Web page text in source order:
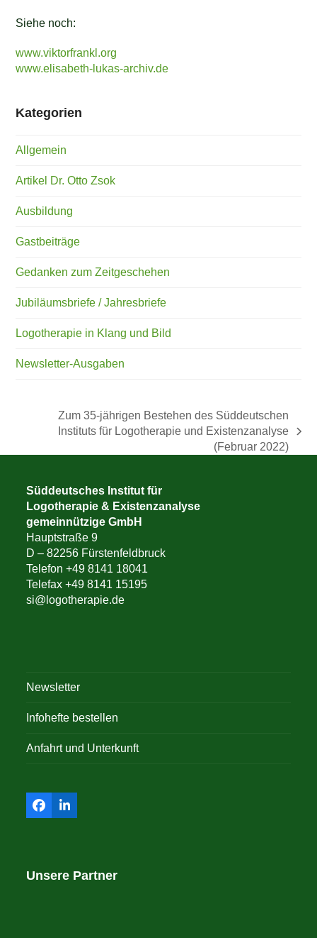
Siehe noch:
www.viktorfrankl.org
www.elisabeth-lukas-archiv.de
Kategorien
Allgemein
Artikel Dr. Otto Zsok
Ausbildung
Gastbeiträge
Gedanken zum Zeitgeschehen
Jubiläumsbriefe / Jahresbriefe
Logotherapie in Klang und Bild
Newsletter-Ausgaben
Nächster
Beitrag:
Zum 35-jährigen Bestehen des Süddeutschen
Instituts für Logotherapie und Existenzanalyse
(Februar 2022)
Süddeutsches Institut für
Logotherapie & Existenzanalyse
gemeinnützige GmbH
Hauptstraße 9
D – 82256 Fürstenfeldbruck
Telefon +49 8141 18041
Telefax +49 8141 15195
si@logotherapie.de
Newsletter
Infohefte bestellen
Anfahrt und Unterkunft
Facebook
LinkedIn
Unsere Partner